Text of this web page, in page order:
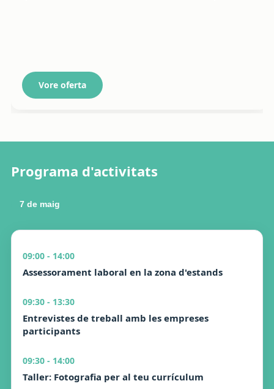
Vore oferta
Programa d'activitats
7 de maig
09:00 - 14:00
Assessorament laboral en la zona d'estands
09:30 - 13:30
Entrevistes de treball amb les empreses
participants
09:30 - 14:00
Taller: Fotografia per al teu currículum